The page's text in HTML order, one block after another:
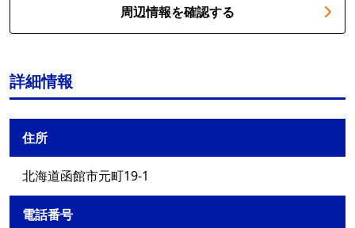
周辺情報を確認する
詳細情報
住所
北海道函館市元町19-1
電話番号